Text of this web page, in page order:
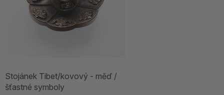
Stojánek Tibet/kovový - měď /
šťastné symboly